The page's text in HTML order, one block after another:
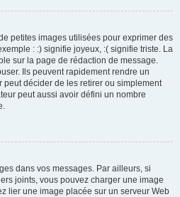
petites images utilisées pour exprimer des
: :) signifie joyeux, :( signifie triste. La
sur la page de rédaction de message.
Ils peuvent rapidement rendre un
décider de les retirer ou simplement
peut aussi avoir défini un nombre
dans vos messages. Par ailleurs, si
joints, vous pouvez charger une image
lier une image placée sur un serveur Web